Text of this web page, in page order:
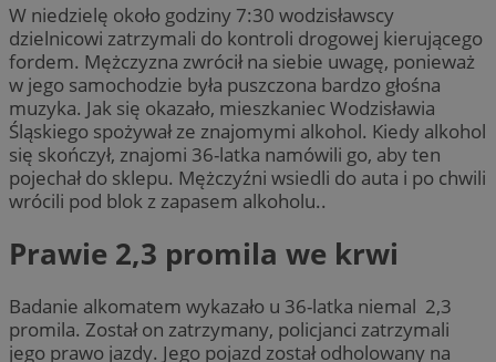
W niedzielę około godziny 7:30 wodzisławscy
dzielnicowi zatrzymali do kontroli drogowej kierującego
fordem. Mężczyzna zwrócił na siebie uwagę, ponieważ
w jego samochodzie była puszczona bardzo głośna
muzyka. Jak się okazało, mieszkaniec Wodzisławia
Śląskiego spożywał ze znajomymi alkohol. Kiedy alkohol
się skończył, znajomi 36-latka namówili go, aby ten
pojechał do sklepu. Mężczyźni wsiedli do auta i po chwili
wrócili pod blok z zapasem alkoholu..
Prawie 2,3 promila we krwi
Badanie alkomatem wykazało u 36-latka niemal 2,3
promila. Został on zatrzymany, policjanci zatrzymali
jego prawo jazdy. Jego pojazd został odholowany na